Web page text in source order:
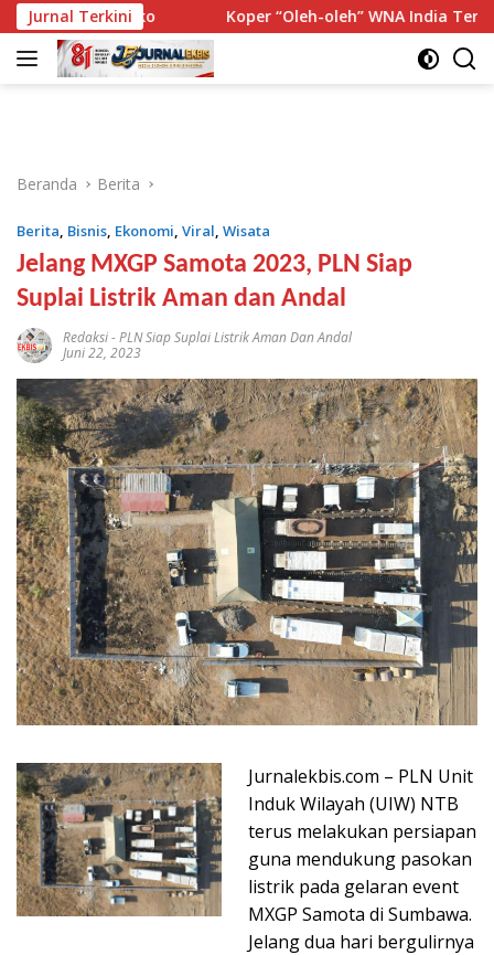
Langsung
ke
konten
Jurnal Terkini
Risiko Koper “Oleh-oleh” WNA India Ternyata
Beranda Berita
Berita, Bisnis, Ekonomi, Viral, Wisata
Jelang MXGP Samota 2023, PLN Siap
Suplai Listrik Aman dan Andal
Redaksi-PLN Siap Suplai Listrik Aman Dan Andal
Juni 22, 2023
Jurnalekbis.com – PLN Unit
Induk Wilayah (UIW) NTB
terus melakukan persiapan
guna mendukung pasokan
listrik pada gelaran event
MXGP Samota di Sumbawa.
Jelang dua hari bergulirnya